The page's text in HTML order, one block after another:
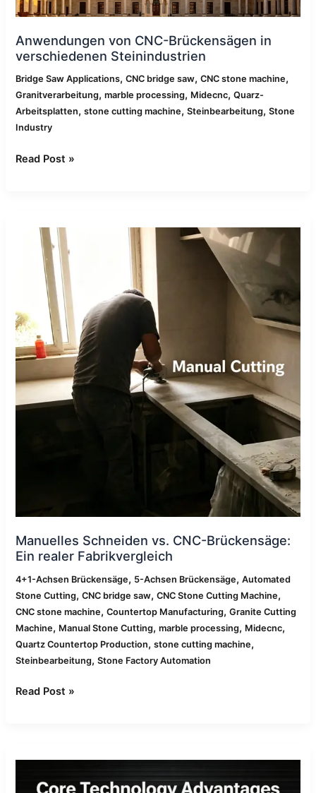
Anwendungen von CNC-Brückensägen in
verschiedenen Steinindustrien
Bridge Saw Applications,CNC bridge saw,CNC stone machine,
Granitverarbeitung,marble processing, Midecnc,Quarz-
Arbeitsplatten,stone cutting machine,Steinbearbeitung,Stone
Industry
Read Post »
Manuelles Schneiden vs. CNC-Brückensäge:
Ein realer Fabrikvergleich
4+1-Achsen Brückensäge, 5-Achsen Brückensäge,Automated
Stone Cutting,CNC bridge saw,CNC Stone Cutting Machine,
CNC stone machine,Countertop Manufacturing,Granite Cutting
Machine, Manual Stone Cutting,marble processing, Midecnc,
Quartz Countertop Production,stone cutting machine,
Steinbearbeitung,Stone Factory Automation
Schneiden
CNC-
Brückensäge:
realer
Fabrikvergleich
Read Post »